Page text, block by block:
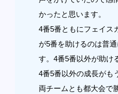
かったと思います。
4番5番ともにフェイス
が5番を助けるのは普
す。4番5番以外が助け
4番5番以外の成長がも
両チームとも都大会で